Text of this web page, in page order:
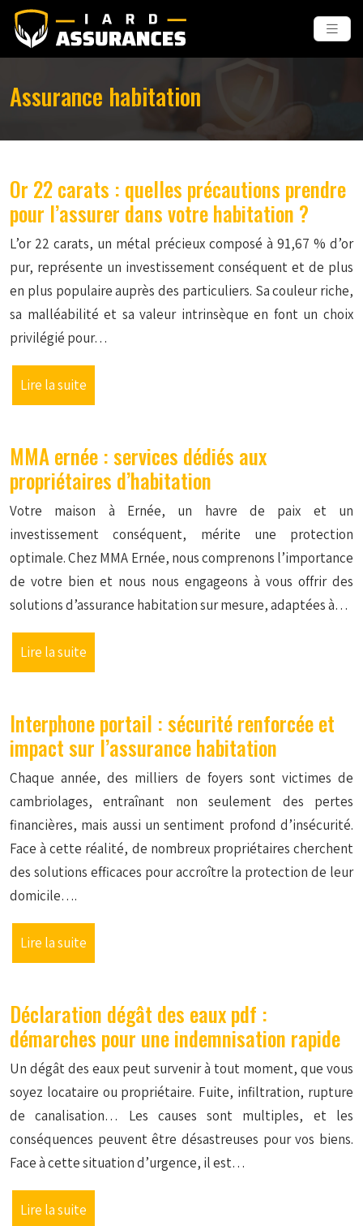
Assurance habitation
Or 22 carats : quelles précautions prendre
pour l’assurer dans votre habitation ?
L’or 22 carats, un métal précieux composé à 91,67 % d’or
pur, représente un investissement conséquent et de plus
en plus populaire auprès des particuliers. Sa couleur riche,
sa malléabilité et sa valeur intrinsèque en font un choix
privilégié pour…
Lire la suite
MMA ernée : services dédiés aux
propriétaires d’habitation
Votre maison à Ernée, un havre de paix et un
investissement conséquent, mérite une protection
optimale. Chez MMA Ernée, nous comprenons l’importance
de votre bien et nous nous engageons à vous offrir des
solutions d’assurance habitation sur mesure, adaptées à…
Lire la suite
Interphone portail : sécurité renforcée et
impact sur l’assurance habitation
Chaque année, des milliers de foyers sont victimes de
cambriolages, entraînant non seulement des pertes
financières, mais aussi un sentiment profond d’insécurité.
Face à cette réalité, de nombreux propriétaires cherchent
des solutions efficaces pour accroître la protection de leur
domicile….
Lire la suite
Déclaration dégât des eaux pdf :
démarches pour une indemnisation rapide
Un dégât des eaux peut survenir à tout moment, que vous
soyez locataire ou propriétaire. Fuite, infiltration, rupture
de canalisation… Les causes sont multiples, et les
conséquences peuvent être désastreuses pour vos biens.
Face à cette situation d’urgence, il est…
Lire la suite